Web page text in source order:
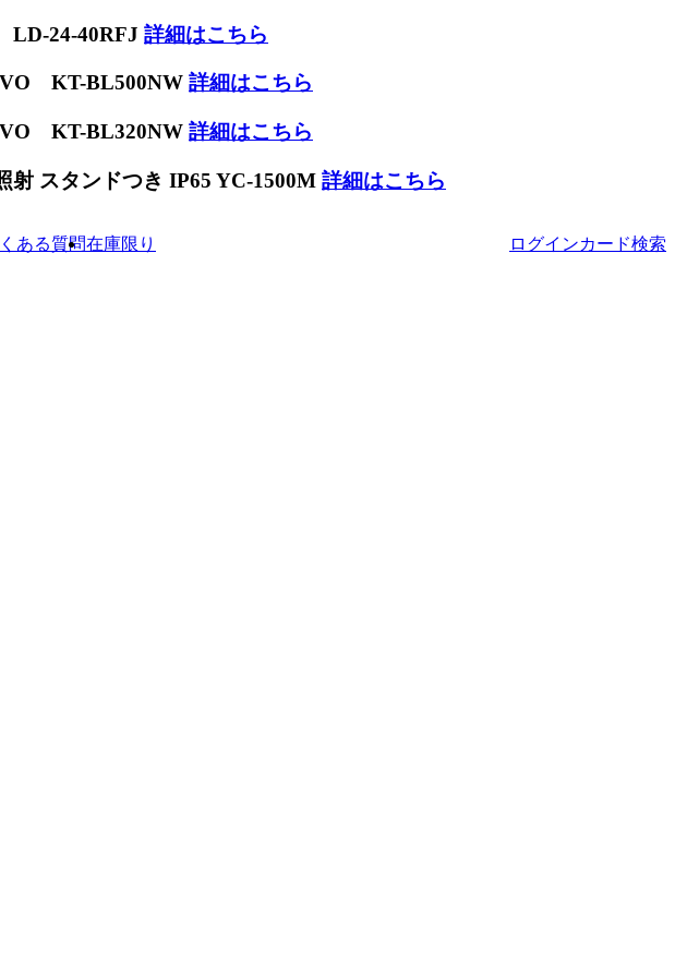
LD-24-40RFJ 詳細はこちら
KT-BL500NW 詳細はこちら
KT-BL320NW 詳細はこちら
射 スタンドつき IP65 YC-1500M 詳細はこちら
ある質問在庫限り ログインカード検索